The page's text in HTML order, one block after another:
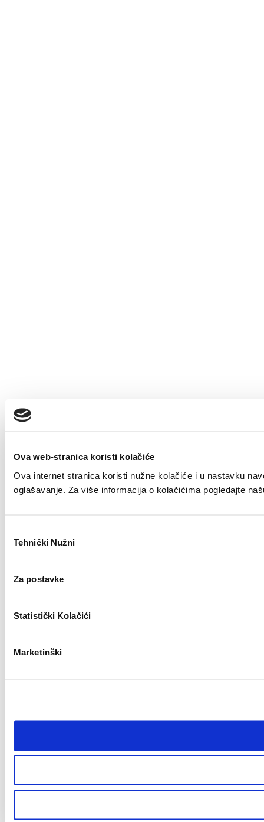
Ova web-stranica koristi kolačiće
Ova internet stranica koristi nužne kolačiće i u nastavku
oglašavanje. Za više informacija o kolačićima pogledajte
pristanka
Tehnički Nužni
Za postavke
Statistički Kolačići
Marketinški